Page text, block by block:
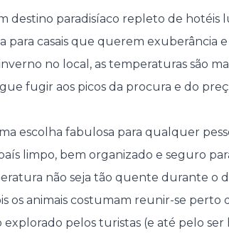
destino paradisíaco repleto de hotéis
para casais que querem exuberância
no local, as temperaturas são
fugir aos picos da procura e do
escolha fabulosa para qualquer
limpo, bem organizado e seguro
não seja tão quente durante o
os animais costumam reunir-se perto
explorado pelos turistas (e até pelo